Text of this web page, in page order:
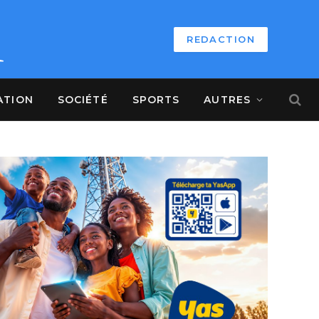
REDACTION
SOCIÉTÉ SPORTS AUTRES